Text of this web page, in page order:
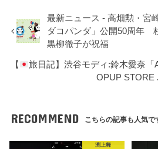
最新ニュース - 高畑勲・宮
ダコパンダ」公開50周年
黒柳徹子が祝福
【
旅日記】渋谷モディ:鈴木愛奈
OPUP STORE
RECOMMEND こちらの記事も人気で
渕上舞